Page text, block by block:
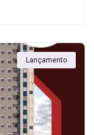
Lançamento